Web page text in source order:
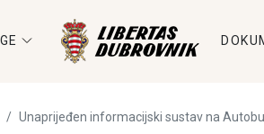
Unaprijeđen informacijski sustav na